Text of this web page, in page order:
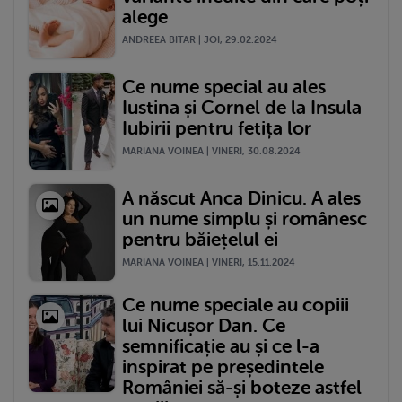
alege
ANDREEA BITAR | JOI, 29.02.2024
Ce nume special au ales
Iustina și Cornel de la Insula
Iubirii pentru fetița lor
MARIANA VOINEA | VINERI, 30.08.2024
A născut Anca Dinicu. A ales
un nume simplu și românesc
pentru băiețelul ei
MARIANA VOINEA | VINERI, 15.11.2024
Ce nume speciale au copiii
lui Nicușor Dan. Ce
semnificație au și ce l-a
inspirat pe președintele
României să-și boteze astfel